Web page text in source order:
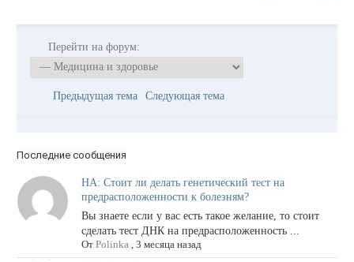
Перейти на форум:
Предыдущая тема Следующая тема
Последние сообщения
НА: Стоит ли делать генетический тест на
предрасположенности к болезням?
Вы знаете если у вас есть такое желание, то стоит
сделать тест ДНК на предрасположенность ...
От Polinka, 3 месяца назад